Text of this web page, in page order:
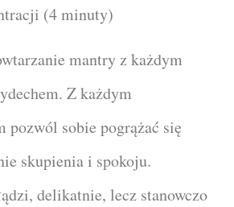
(4 minuty)
mantry z każdym
Z każdym
pozwól sobie pogrążać się
skupienia i spokoju.
delikatnie, lecz stanowczo